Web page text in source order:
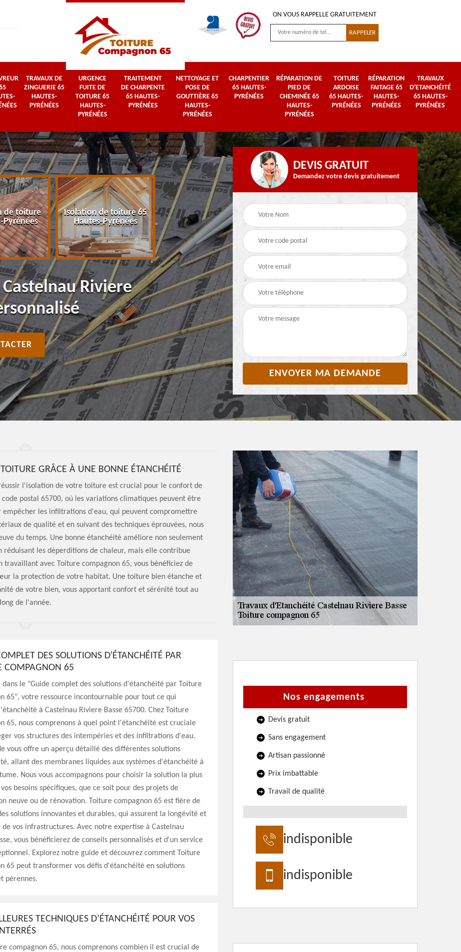
ON VOUS RAPPELLE GRATUITEMENT
TRAVAUX DE
ZINGUERIE 65
HAUTES-
PYRÉNÉES
URGENCE
FUITE DE
TOITURE 65
HAUTES-
PYRÉNÉES
TRAITEMENT
DE CHARPENTE
65 HAUTES-
PYRÉNÉES
NETTOYAGE ET
POSE DE
GOUTTIÈRE 65
HAUTES-
PYRÉNÉES
CHARPENTIER
65 HAUTES-
PYRÉNÉES
RÉPARATION DE
PIED DE
CHEMINÉE 65
HAUTES-
PYRÉNÉES
TOITURE
ARDOISE
65 HAUTES-
PYRÉNÉES
RÉPARATION
FAITAGE 65
HAUTES-
PYRÉNÉES
TRAVAUX
D'ETANCHÉITÉ
65 HAUTES-
PYRÉNÉES
de toiture
Pyrénées
Isolation de toiture 65
Hautes-Pyrénées
Couvreur 65 Hautes-
Pyrénées
Travaux de zinguerie
Urgence fuite de
toiture 65 Hautes-
Pyrénées
Riviere
DEVIS GRATUIT
Demandez votre devis gratuitement
GRÂCE À UNE BONNE ÉTANCHÉITÉ
l'isolation de votre toiture est crucial pour le confort de
postal 65700, où les variations climatiques peuvent être
les infiltrations d'eau, qui peuvent compromettre
de qualité et en suivant des techniques éprouvées, nous
du temps. Une bonne étanchéité améliore non seulement
réduisant les déperditions de chaleur, mais elle contribue
avec Toiture compagnon 65, vous bénéficiez de
la protection de votre habitat. Une toiture bien étanche et
de votre bien, vous apportant confort et sérénité tout au
long de l'année.
DES SOLUTIONS D'ÉTANCHÉITÉ PAR
COMPAGNON 65
dans le "Guide complet des solutions d'étanchéité par Toiture
65", votre ressource incontournable pour tout ce qui
à Castelnau Riviere Basse 65700. Chez Toiture
65, nous comprenons à quel point l'étanchéité est cruciale
vos structures des intempéries et des infiltrations d'eau.
vous offre un aperçu détaillé des différentes solutions
allant des membranes liquides aux systèmes d'étanchéité à
Nous vous accompagnons pour choisir la solution la plus
besoins spécifiques, que ce soit pour des projets de
neuve ou de rénovation. Toiture compagnon 65 est fière de
solutions innovantes et durables, qui assurent la longévité et
de vos infrastructures. Avec notre expertise à Castelnau
vous bénéficierez de conseils personnalisés et d'un service
Explorez notre guide et découvrez comment Toiture
65 peut transformer vos défis d'étanchéité en solutions
pérennes.
TECHNIQUES D’ÉTANCHÉITÉ POUR VOS
compagnon 65, nous comprenons combien il est crucial de
Nos engagements
Devis gratuit
Sans engagement
Artisan passionné
Prix imbattable
Travail de qualité
indisponible
indisponible